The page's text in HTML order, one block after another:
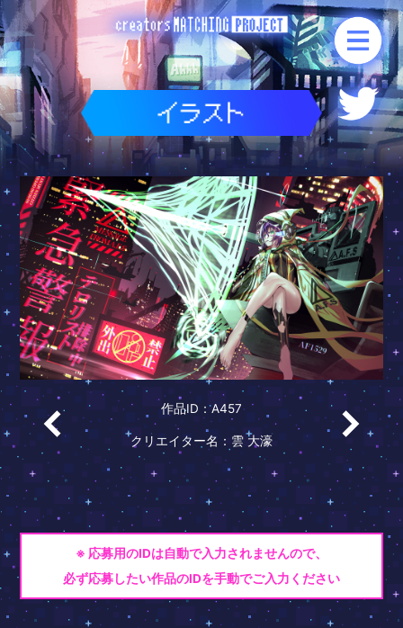
作品ID：A457
クリエイター名：雲 大濠
※ 応募用のIDは自動で入力されませんので、
必ず応募したい作品のIDを手動でご入力ください